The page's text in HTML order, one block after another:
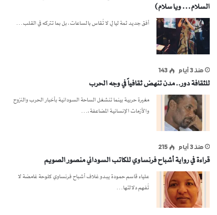
السلام… ويا سلام)
أفق جديد ثمة ليالٍ لا تُقاس بالساعات، بل بما تتركه في القلب…
منذ 3 أيام 143
للثقافة دور.. مدن تنهض ثقافياً في وجه الحرب
مغيرة حربية بينما تنشغل الساحة السودانية بأخبار الحرب والنزوح
والأزمات الإنسانية المضاعفة،…
منذ 3 أيام 215
قراءة في رواية أشباح فرنساوي للكاتب السوداني منصور الصويم
علياء قاسم حمودة يبدو غلاف أشباح فرنساوي كلوحة غامضة لا
تُفهم دلالتها…